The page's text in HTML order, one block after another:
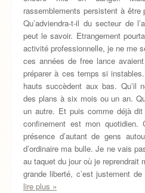
rassemblements persistent à être
Qu’adviendra-t-il du secteur de
peut le savoir. Etrangement
activité professionnelle, je ne me
ces années de free lance
préparer à ces temps si
hauts succèdent aux bas. Qu’il
des plans à six mois ou un an.
un autre. Et puis comme déjà
confinement est mon
présence d’autant de gens
d’ordinaire ma bulle. Je ne vais
au taquet du jour où je reprendrait
grande liberté, c’est justement
lire plus »